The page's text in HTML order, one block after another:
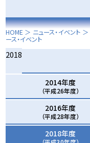
HOME ＞ ニュース・イベント ＞
ース・イベント
2018
2014年度
（平成26年度）
2016年度
（平成28年度）
2018年度